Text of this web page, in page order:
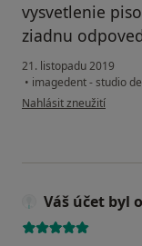
vysvetlenie
ziadnu
21. listopadu 2019
• imagedent - studio
podle názoru uživatele
Nahlásit zneužití
Váš účet byl